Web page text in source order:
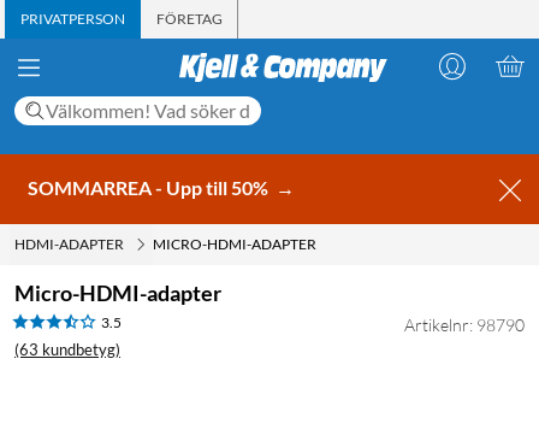
PRIVATPERSON FÖRETAG
SOMMARREA - Upp till 50% →
HDMI-ADAPTER MICRO-HDMI-ADAPTER
Micro-HDMI-adapter
3.5
(63 kundbetyg)
Artikelnr: 98790